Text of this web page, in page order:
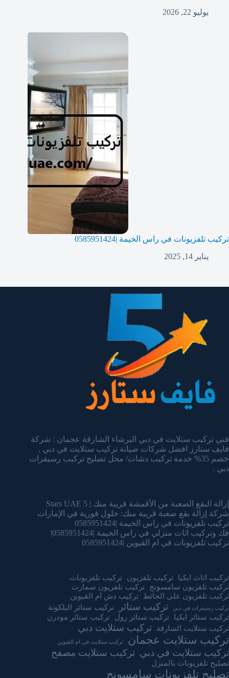
يوليو 22, 2026
تركيب تلفزيونات في راس الخيمة |0585951424
يناير 14, 2025
فني تركيب ستلايت في دبي البرشاء الشارقة عجمان : شركة
فايف ستارز افضل شركات صيانة تركيب ستلايت في دبي ,
خصم 35% خدمة تركيب دشات/ محل تصليح تركيب رسيفرات
دبي .
إزالة البقع الصعبة من الأقمشة قريبة منك | 5 Stars UAE
شركة إزالة بقع صعبة قريبة منك: حلول فورية في الإمارات
تركيب تلفزيونات في راس الخيمة |0585951424
فك وتركيب اثاث منزلي في راس الخيمة |0585951424|
تركيب تلفزيونات في ام القيوين |0585951424
تركيب اثاث ايكيا تركيب تلفزيون
تركيب تلفزيونات
تركيب تلفزيون سامسونج
تركيب تلفزيون سمارت
تركيب تلفزيون على الحائط
تركيب دش ام القيوين
تركيب رسيفرات في دبي تركيب ستائر
تركيب ستائر البلكونة
تركيب ستائر ايكيا
تركيب ستائر رول
تركيب ستائر مودرن
تركيب ستلايت الشارقة
تركيب ستلايت دبي
تركيب ستلايت عجمان تركيب ستلايت في ام القيوين
تركيب ستلايت في دبي تركيب ستلايت مصفح
تصليح تلفزيونات بالمنزل
تصليح تلفزيونات سامسونج